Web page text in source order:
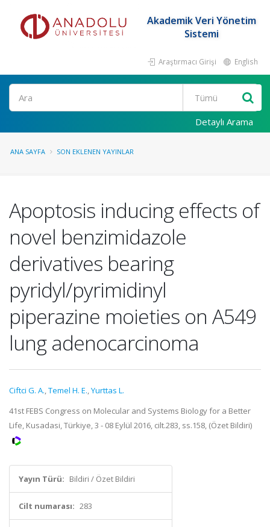
Akademik Veri Yönetim
Sistemi
Araştırmacı Girişi English
Ara
Detaylı Arama
ANA SAYFA SON EKLENEN YAYINLAR
Apoptosis inducing effects of
novel benzimidazole
derivatives bearing
pyridyl/pyrimidinyl
piperazine moieties on A549
lung adenocarcinoma
Ciftci G. A.,Temel H. E.,Yurttas L.
41st FEBS Congress on Molecular and Systems Biology for a Better
Life, Kusadasi, Türkiye, 3 - 08 Eylül 2016, cilt.283, ss.158, (Özet Bildiri)
Yayın Türü: Bildiri / Özet Bildiri
Cilt numarası: 283